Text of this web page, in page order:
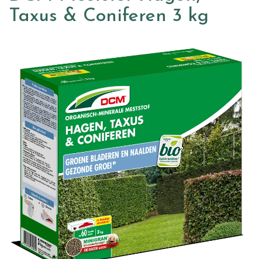
Taxus & Coniferen 3 kg